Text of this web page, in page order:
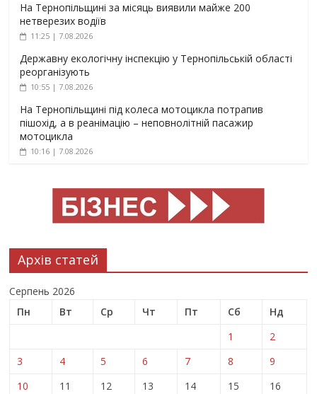
На Тернопільщині за місяць виявили майже 200
нетверезих водіїв
11:25 | 7.08.2026
Державну екологічну інспекцію у Тернопільській області
реорганізують
10:55 | 7.08.2026
На Тернопільщині під колеса мотоцикла потрапив
пішохід, а в реанімацію – неповнолітній пасажир
мотоцикла
10:16 | 7.08.2026
Архів статей
Серпень 2026
Пн
Вт Ср Чт Пт Сб
Нд
1
2
3
4 5 6 7 8
9
10
11 12 13 14 15
16